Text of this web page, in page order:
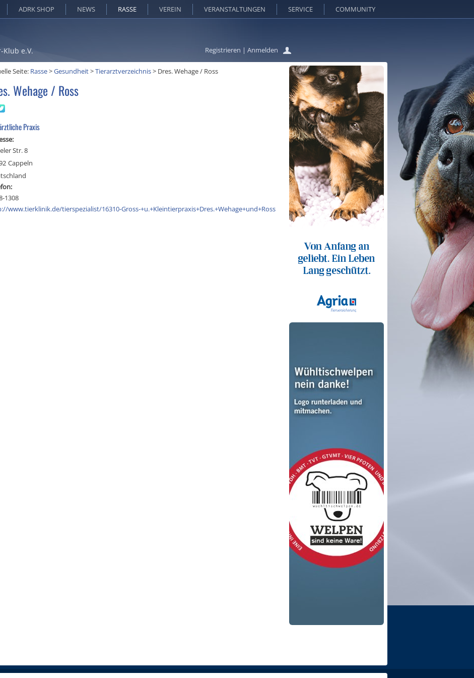
Registrieren | Anmelden
ADRK SHOP NEWS RASSE VEREIN VERANSTALTUNGEN SERVICE COMMUNITY
e.V.
Seite: Rasse>Gesundheit>Tierarztverzeichnis> Dres. Wehage / Ross
Wehage / Ross
Praxis
Str. 8
Cappeln
1308
www.tierklinik.de/tierspezialist/16310-Gross-+u.+Kleintierpraxis+Dres.+Wehage+und+Ross